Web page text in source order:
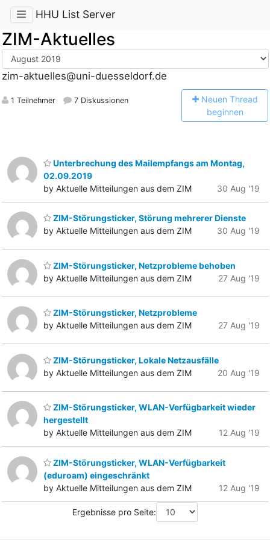
HHU List Server
ZIM-Aktuelles
zim-aktuelles@uni-duesseldorf.de
1 Teilnehmer 7 Diskussionen Neuen Thread
beginnen
Unterbrechung des Mailempfangs am Montag,
02.09.2019
by Aktuelle Mitteilungen aus dem ZIM
30 Aug '19
ZIM-Störungsticker, Störung mehrerer Dienste
by Aktuelle Mitteilungen aus dem ZIM
30 Aug '19
ZIM-Störungsticker, Netzprobleme behoben
by Aktuelle Mitteilungen aus dem ZIM
27 Aug '19
ZIM-Störungsticker, Netzprobleme
by Aktuelle Mitteilungen aus dem ZIM
27 Aug '19
ZIM-Störungsticker, Lokale Netzausfälle
by Aktuelle Mitteilungen aus dem ZIM
20 Aug '19
ZIM-Störungsticker, WLAN-Verfügbarkeit wieder
hergestellt
by Aktuelle Mitteilungen aus dem ZIM
12 Aug '19
ZIM-Störungsticker, WLAN-Verfügbarkeit
(eduroam) eingeschränkt
by Aktuelle Mitteilungen aus dem ZIM
12 Aug '19
Ergebnisse pro Seite: